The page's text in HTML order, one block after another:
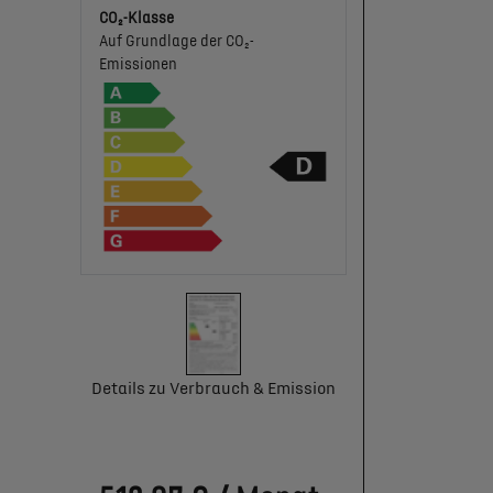
CO₂-Klasse
Auf Grundlage der CO₂-
Emissionen
Details zu Verbrauch & Emission